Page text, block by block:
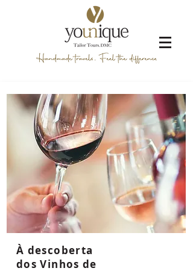
À descoberta
dos Vinhos de